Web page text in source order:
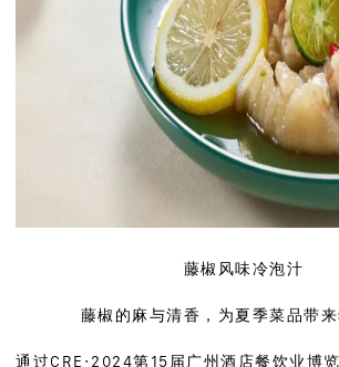
藤椒风味冷泡汁
藤椒的麻与清香，为夏季菜品带
通过CRE·2024第15届广州酒店餐饮业博